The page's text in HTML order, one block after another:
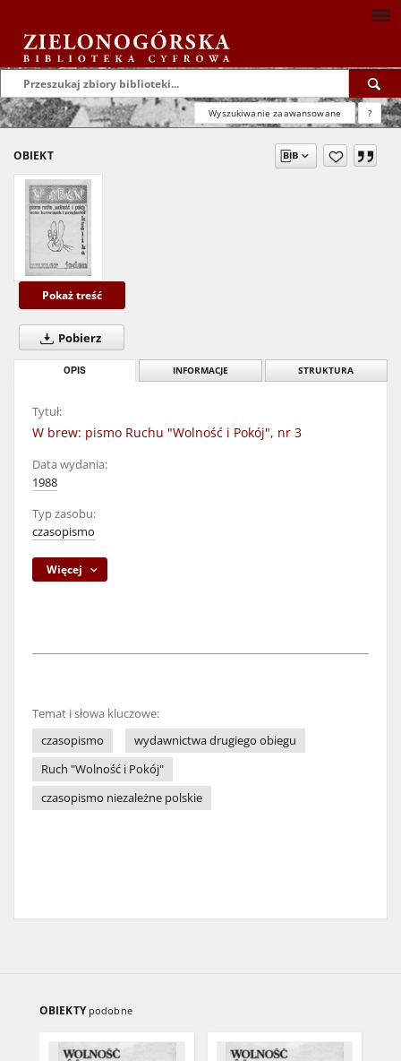
Wyszukiwanie zaawansowane ?
OBIEKT
Pokaż treść
Pobierz
OPIS INFORMACJE STRUKTURA
Tytuł:
W brew: pismo Ruchu "Wolność i Pokój", nr 3
Data wydania:
1988
Typ zasobu:
czasopismo
Więcej
Temat i słowa kluczowe:
czasopismo
wydawnictwa drugiego obiegu
Ruch "Wolność i Pokój"
czasopismo niezależne polskie
OBIEKTY podobne